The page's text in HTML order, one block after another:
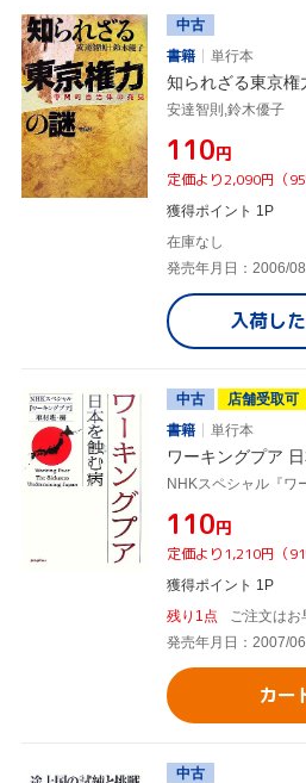
中古
書籍
単行本
知られざる東京権
安達智則,鈴木優子
¥110円
定価より2,090円（
獲得ポイント 1P
在庫なし
発売年月日：2006/
入荷し
中古
店舗受取可
書籍
単行本
ワーキングプア
NHKスペシャル『ワ
¥110円
定価より1,210円（
獲得ポイント 1P
残り1点
ご注文はお
発売年月日：2007/
カー
中古